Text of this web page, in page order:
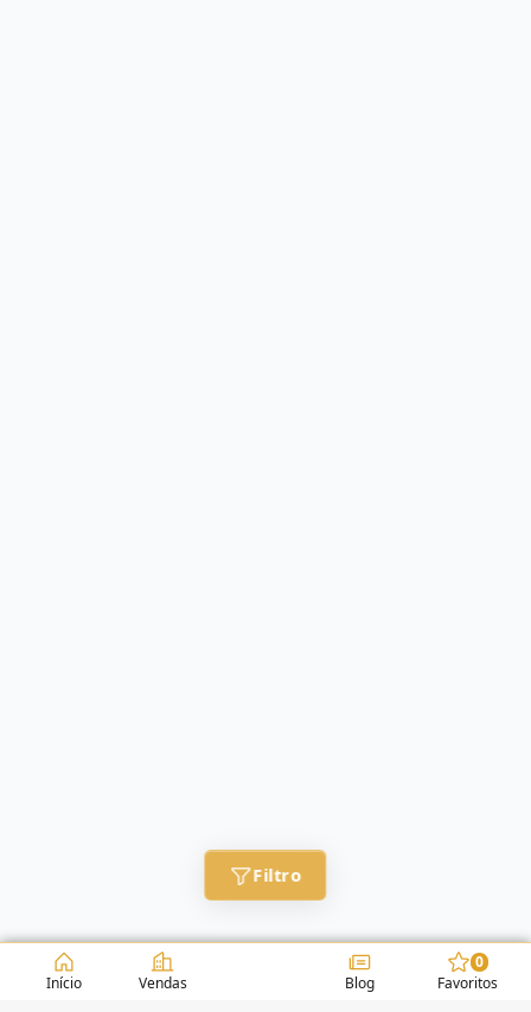
Filtro
Início Vendas Blog
0
Favoritos